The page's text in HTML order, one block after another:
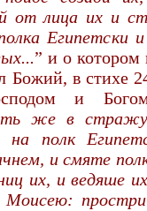
от лица их и
Египетски
” и о котором
Божий, в стихе
и
же в
на полк
и смяте
их, и ведяше
Моисею: